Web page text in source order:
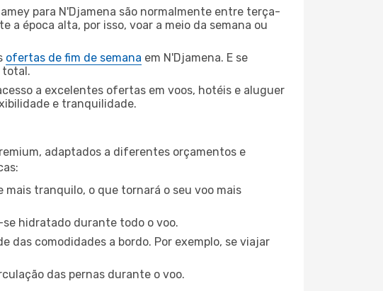
para N'Djamena são normalmente entre terça-
época alta, por isso, voar a meio da semana ou
ofertas de fim de semana em N'Djamena. E se
total.
a excelentes ofertas em voos, hotéis e aluguer
e tranquilidade.
adaptados a diferentes orçamentos e
mais tranquilo, o que tornará o seu voo mais
hidratado durante todo o voo.
das comodidades a bordo. Por exemplo, se viajar
das pernas durante o voo.